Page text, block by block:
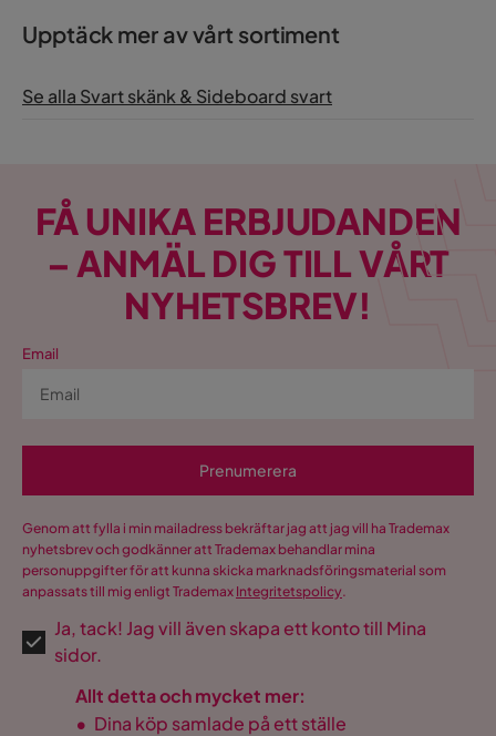
Upptäck mer av vårt sortiment
Se alla Svart skänk & Sideboard svart
FÅ UNIKA ERBJUDANDEN
– ANMÄL DIG TILL VÅRT
NYHETSBREV!
Email
Prenumerera
Genom att fylla i min mailadress bekräftar jag att jag vill ha Trademax
nyhetsbrev och godkänner att Trademax behandlar mina
personuppgifter för att kunna skicka marknadsföringsmaterial som
anpassats till mig enligt Trademax Integritetspolicy.
Ja, tack! Jag vill även skapa ett konto till Mina
sidor.
Allt detta och mycket mer:
• Dina köp samlade på ett ställe